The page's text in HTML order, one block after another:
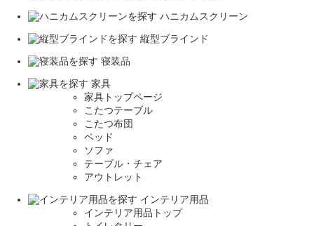
ハニカムスクリーン
縦型ブラインド
寝装品
家具
家具トップページ
こたつテーブル
こたつ布団
ベッド
ソファ
テーブル・チェア
アウトレット
インテリア用品
インテリア用品トップ